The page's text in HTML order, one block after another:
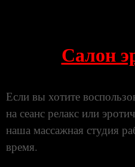
Салон
Если вы хотите
на сеанс релакс или
наша массажная студия
время.